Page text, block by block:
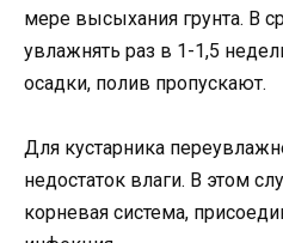
мере высыхания грунта. В
увлажнять раз в 1-1,5
осадки, полив пропускают.
Для кустарника
недостаток влаги. В этом
корневая система,